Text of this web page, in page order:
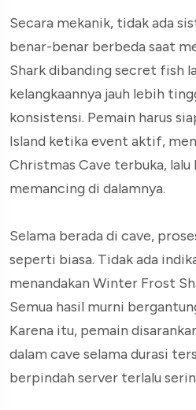
Secara mekanik, tidak ada
benar-benar berbeda saat
Shark dibanding secret fish
kelangkaannya jauh lebih
konsistensi. Pemain harus
Island ketika event aktif,
Christmas Cave terbuka,
memancing di dalamnya.
Selama berada di cave,
seperti biasa. Tidak ada
menandakan Winter Frost
Semua hasil murni
Karena itu, pemain
dalam cave selama durasi
berpindah server terlalu